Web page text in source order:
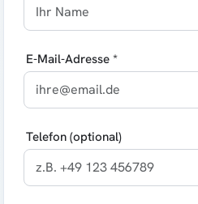
E-Mail-Adresse *
Telefon (optional)